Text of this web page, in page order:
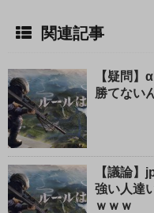
関連記事
【疑問
勝てない
【議論
強い人達
ｗｗｗ